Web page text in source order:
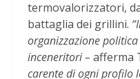
termovalorizzatori,
battaglia dei grillini.
organizzazione
inceneritori – afferma
carente di ogni profilo